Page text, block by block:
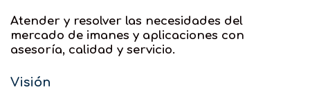
Atender y resolver las necesidades del
mercado de imanes y aplicaciones con
asesoría, calidad y servicio.
Visión